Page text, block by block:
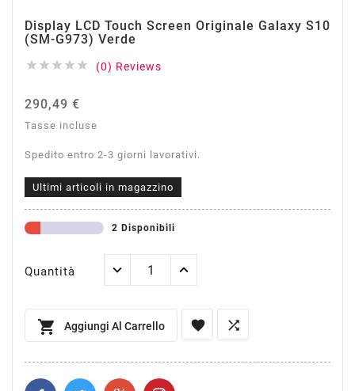
Display LCD Touch Screen Originale Galaxy S10
(SM-G973) Verde
     (0) Reviews
290,49 €
Tasse incluse
Spedito entro 2-3 giorni lavorativi.
Ultimi articoli in magazzino
2 Disponibili
Quantità
 Aggiungi Al Carrello  